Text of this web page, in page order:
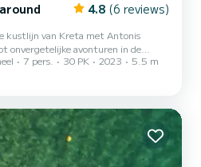
4.8 (6 reviews)
kustlijn van Kreta met Antonis
onvergetelijke avonturen in de
Huur een van onze betrouwbare en
om de prachtige Souda-baai te
Kiezen voor Antonis Boats?
voor beginners en ervaren ze...
7 pers. 30 PK 2023 5.5 m